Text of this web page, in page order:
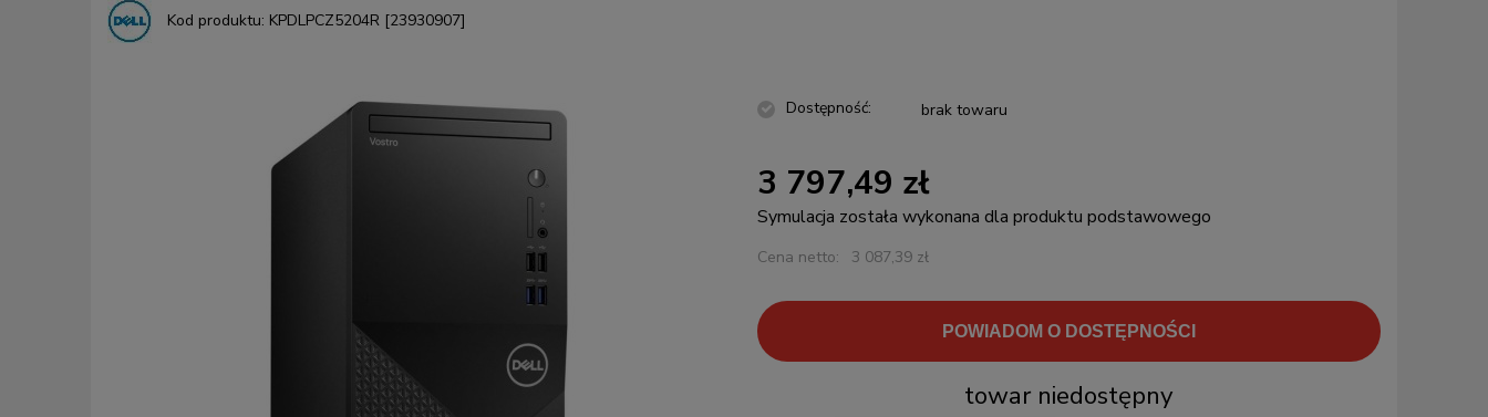
Kod produktu: KPDLPCZ5204R [23930907]
Dostępność: brak towaru
3 797,49 zł
Symulacja została wykonana dla produktu podstawowego
Cena netto: 3 087,39 zł
POWIADOM O DOSTĘPNOŚCI
towar niedostępny